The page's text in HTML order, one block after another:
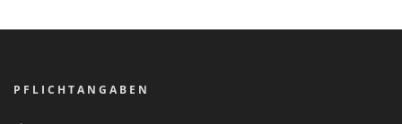
PFLICHTANGABEN